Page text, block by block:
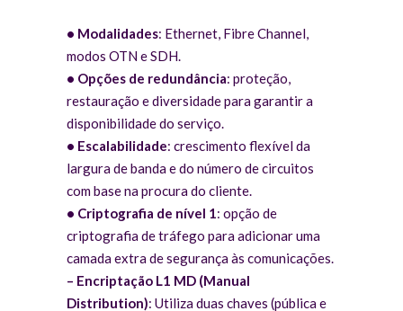
• Modalidades: Ethernet, Fibre Channel,
modos OTN e SDH.
• Opções de redundância: proteção,
restauração e diversidade para garantir a
disponibilidade do serviço.
• Escalabilidade: crescimento flexível da
largura de banda e do número de circuitos
com base na procura do cliente.
• Criptografia de nível 1: opção de
criptografia de tráfego para adicionar uma
camada extra de segurança às comunicações.
– Encriptação L1 MD (Manual
Distribution): Utiliza duas chaves (pública e